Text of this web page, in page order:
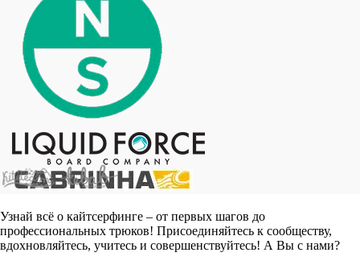
Узнай всё о кайтсерфинге – от первых шагов до
профессиональных трюков! Присоединяйтесь к сообществу,
вдохновляйтесь, учитесь и совершенствуйтесь! А Вы с нами?